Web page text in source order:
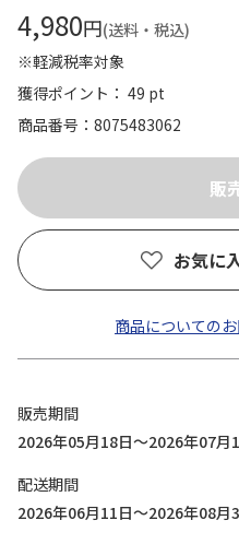
4,980円(送料・税込)
※軽減税率対象
獲得ポイント： 49 pt
商品番号
8075483062
お気に
商品についての
販売期間
2026年05月18日～2026年07月
配送期間
2026年06月11日～2026年08月